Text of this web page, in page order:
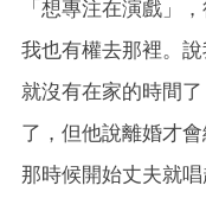
「想專注在演戲」
我也有權去那裡。
就沒有在家的時間
了，但他說離婚才
那時候開始丈夫就唱